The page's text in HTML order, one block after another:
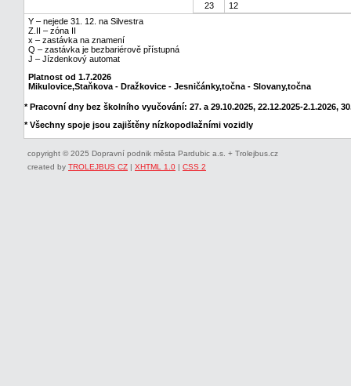
23
12
Y – nejede 31. 12. na Silvestra
Z.II – zóna II
x – zastávka na znamení
Q – zastávka je bezbariérově přístupná
J – Jízdenkový automat
Platnost od 1.7.2026
Mikulovice,Staňkova - Dražkovice - Jesničánky,točna - Slovany,točna
* Pracovní dny bez školního vyučování: 27. a 29.10.2025, 22.12.2025-2.1.2026,
* Všechny spoje jsou zajištěny nízkopodlažními vozidly
copyright © 2025 Dopravní podnik města Pardubic a.s. + Trolejbus.cz
created by TROLEJBUS CZ | XHTML 1.0 | CSS 2